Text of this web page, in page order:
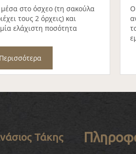
μέσα στο όσχεο (τη σακούλα
τους 2 όρχεις) και
ελάχιστη ποσότητα
Περισσότερα
Ο
Τάκης